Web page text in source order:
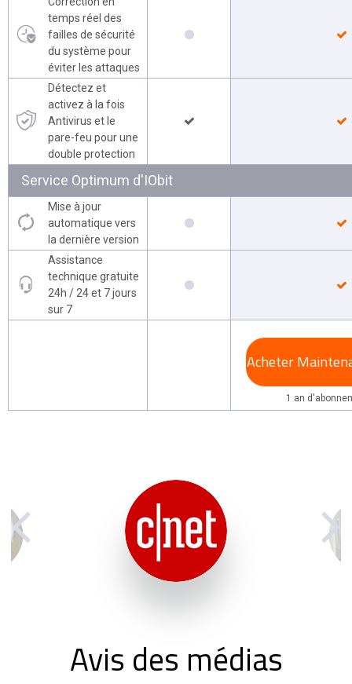
temps réel des
failles de sécurité
du système pour
éviter les attaques
Détectez et
activez à la fois
Antivirus et le
pare-feu pour une
double protection
Service Optimum d'IObit
Mise à jour
automatique vers
la dernière version
Assistance
technique gratuite
24h / 24 et 7 jours
sur 7
Acheter
1 an
Avis des médias